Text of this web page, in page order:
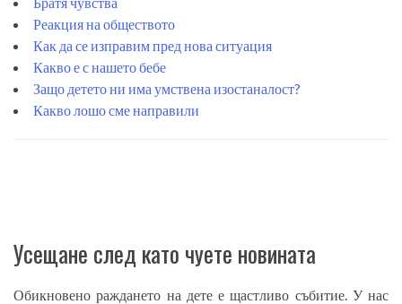
Реакция на обществото
Как да се изправим пред нова ситуация
Какво е с нашето бебе
Защо детето ни има умствена изостаналост?
Какво лошо сме направили
Усещане след като чуете новината
Обикновено раждането на дете е щастливо събитие. У нас